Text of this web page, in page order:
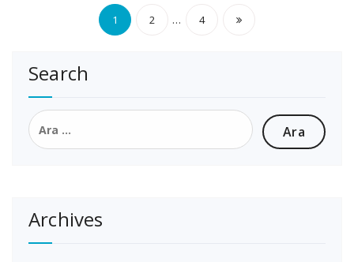
Yazı
1 2 … 4
Search
Arama:
Archives